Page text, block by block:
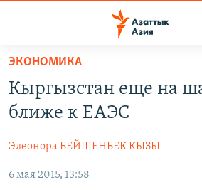
Вернуться
основному
содержанию
навигации
КАЗАХСТАН
УЗБЕКИСТАН
ТАДЖИКИСТАН
НОВОСТИ
НА ДРУГИХ ЯЗЫКАХ
ҚАЗАҚША
ЭКОНОМИКА
Кыргызстан еще на
ближе к ЕАЭС
Элеонора БЕЙШЕНБЕК КЫЗЫ
6 мая 2015, 13:58